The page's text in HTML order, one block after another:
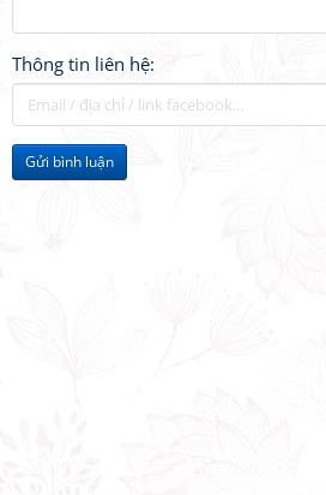
Thông tin liên hệ:
Gửi bình luận